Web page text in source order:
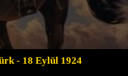
- 18 Eylül 1924